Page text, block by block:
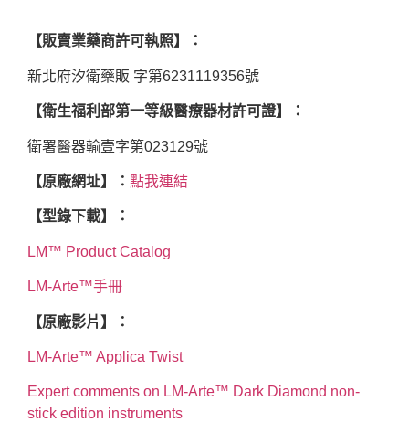
【販賣業藥商許可執照】：
新北府汐衛藥販 字第6231119356號
【衛生福利部第一等級醫療器材許可證】：
衛署醫器輸壹字第023129號
【原廠網址】： 點我連結
【型錄下載】：
LM™ Product Catalog
LM-Arte™手冊
【原廠影片】：
LM-Arte™ Applica Twist
Expert comments on LM-Arte™ Dark Diamond non-
stick edition instruments